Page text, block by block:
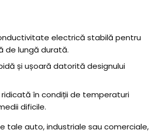
electrică stabilă pentru
de lungă durată.
și ușoară datorită designului
în condiții de temperaturi
dificile.
tale auto, industriale sau comerciale,